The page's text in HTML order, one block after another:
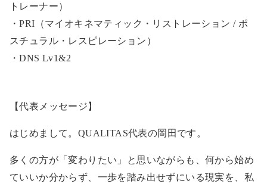
トレーナー）
・PRI（マイオキネマティック・リストレーション / ポ
スチュラル・レスピレーション）
・DNS Lv1&2
【代表メッセージ】
はじめまして。QUALITAS代表の岡田です。
多くの方が「変わりたい」と思いながらも、何から始め
ていいか分からず、一歩を踏み出せずにいる現実を、私